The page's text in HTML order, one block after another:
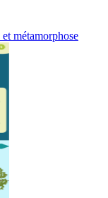
métamorphose